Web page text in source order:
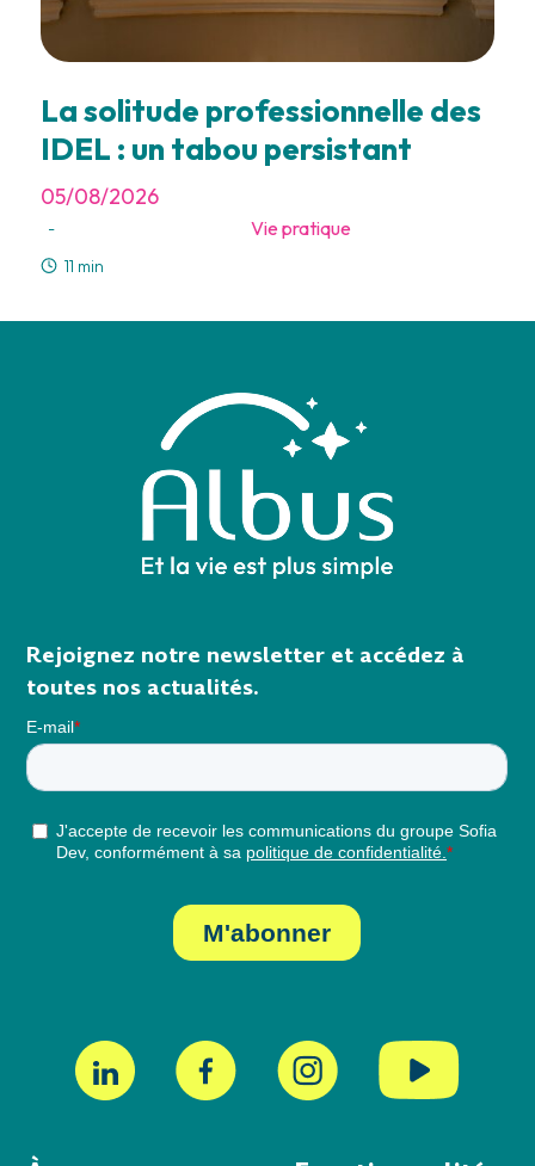
La solitude professionnelle des
IDEL : un tabou persistant
05/08/2026
- Vie pratique
11 min
Rejoignez notre newsletter et accédez à
toutes nos actualités.